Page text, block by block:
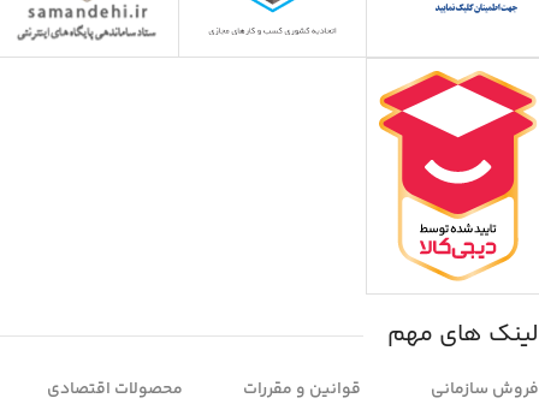
لینک های مهم
فروش سازمانی
قوانین و مقررات
محصولات اقتصادی